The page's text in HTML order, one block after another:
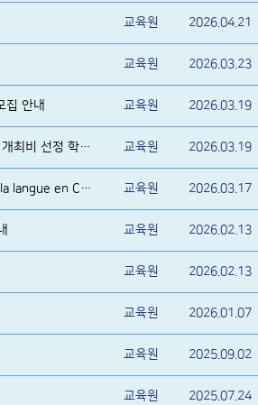
교육원 2026.04.21
교육원 2026.03.23
집 안내 교육원 2026.03.19
2026년 상반기 한국어 정규반 및 아틀리에 개설교 대상 행사 개최비 선정 학교 알림 교육원 2026.03.19
Sélection des candidats boursier pour le programme de la langue en Corée 교육원 2026.03.17
교육원 2026.02.13
교육원 2026.02.13
교육원 2026.01.07
교육원 2025.09.02
교육원 2025.07.24